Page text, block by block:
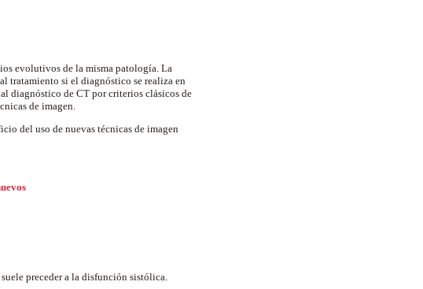
evolutivos de la misma patología. La
tratamiento si el diagnóstico se realiza en
diagnóstico de CT por criterios clásicos de
de imagen.
del uso de nuevas técnicas de imagen
preceder a la disfunción sistólica.